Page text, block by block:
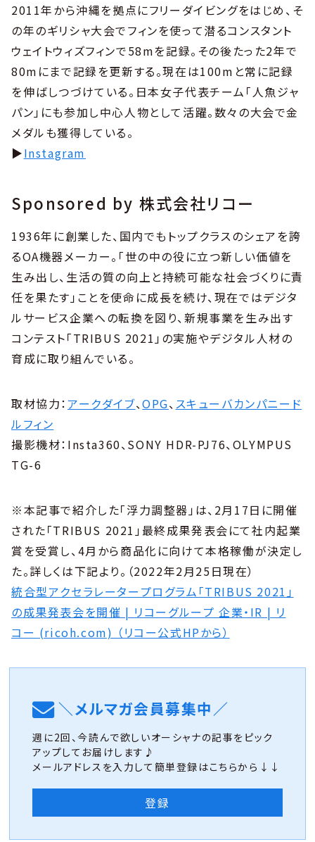
2011年から沖縄を拠点にフリーダイビングをはじめ、そ
の年のギリシャ大会でフィンを使って潜るコンスタント
ウェイトウィズフィンで58mを記録。その後たった2年で
80mにまで記録を更新する。現在は100mと常に記録
を伸ばしつづけている。日本女子代表チーム「人魚ジャ
パン」にも参加し中心人物として活躍。数々の大会で金
メダルも獲得している。
▶︎Instagram
Sponsored by 株式会社リコー
1936年に創業した、国内でもトップクラスのシェアを誇
るOA機器メーカー。「世の中の役に立つ新しい価値を
生み出し、生活の質の向上と持続可能な社会づくりに責
任を果たす」ことを使命に成長を続け、現在ではデジタ
ルサービス企業への転換を図り、新規事業を生み出す
コンテスト「TRIBUS 2021」の実施やデジタル人材の
育成に取り組んでいる。
取材協力：アークダイブ、OPG、スキューバカンパニード
ルフィン
撮影機材：Insta360、SONY HDR-PJ76、OLYMPUS
TG-6
※本記事で紹介した「浮力調整器」は、2月17日に開催
された「TRIBUS 2021」最終成果発表会にて社内起業
賞を受賞し、4月から商品化に向けて本格稼働が決定し
た。詳しくは下記より。（2022年2月25日現在）
統合型アクセラレータープログラム「TRIBUS 2021」
の成果発表会を開催 | リコーグループ 企業・IR | リ
コー (ricoh.com) （リコー公式HPから）
＼メルマガ会員募集中／
週に2回、今読んで欲しいオーシャナの記事をピック
アップしてお届けします♪
メールアドレスを入力して簡単登録はこちらから↓↓
登録